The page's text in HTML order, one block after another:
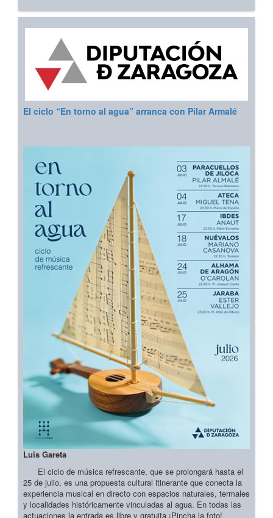
El ciclo “En torno al agua” arranca con Pilar Armalé
Luis Gareta
El ciclo de música refrescante, que se prolongará hasta el
25 de julio, es una propuesta cultural itinerante que conecta la
experiencia musical en directo con espacios naturales, termales
y localidades históricamente vinculadas al agua. En todas las
actuaciones la entrada es libre y gratuita ¡Pincha la foto!